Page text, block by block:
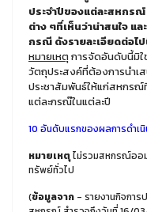
ประจำปีของแต่ละสหกร
ต่าง ๆที่เห็นว่าน่าสนใจ แ
กรณี ดังรายละเอียดต่อไ
หมายเหตุการจัดอันดับนี้มิ
วัตถุประสงค์ที่ต้องการนำเ
ประชาสัมพันธ์ให้แก่สหกรณ์
แต่ละกรณ๊ในแต่ละปี
10 อันดับแรกของผลการดำ
หมายเหตุไม่รวมสหกรณ์ออ
ทรัพย์ทั่วไป
(ข้อมูลจาก - รายงานกิจกา